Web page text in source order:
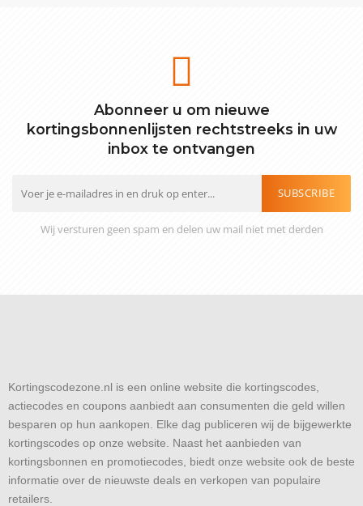
Abonneer u om nieuwe
kortingsbonnenlijsten rechtstreeks in uw
inbox te ontvangen
SUBSCRIBE
Wij versturen geen spam en delen uw mail niet met derden
Kortingscodezone.nl is een online website die kortingscodes,
actiecodes en coupons aanbiedt aan consumenten die geld willen
besparen op hun aankopen. Elke dag publiceren wij de bijgewerkte
kortingscodes op onze website. Naast het aanbieden van
kortingsbonnen en promotiecodes, biedt onze website ook de beste
informatie over de nieuwste deals en verkopen van populaire
retailers.